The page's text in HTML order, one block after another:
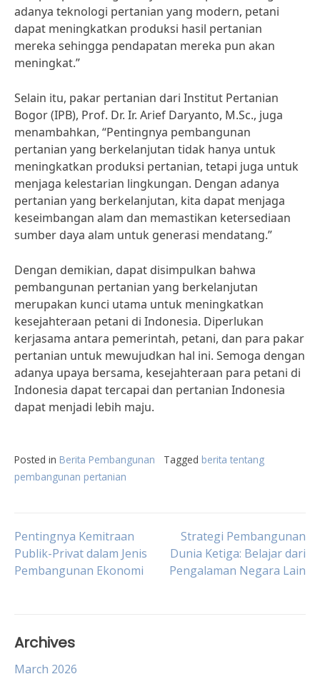
adanya teknologi pertanian yang modern, petani
dapat meningkatkan produksi hasil pertanian
mereka sehingga pendapatan mereka pun akan
meningkat.”
Selain itu, pakar pertanian dari Institut Pertanian
Bogor (IPB), Prof. Dr. Ir. Arief Daryanto, M.Sc., juga
menambahkan, “Pentingnya pembangunan
pertanian yang berkelanjutan tidak hanya untuk
meningkatkan produksi pertanian, tetapi juga untuk
menjaga kelestarian lingkungan. Dengan adanya
pertanian yang berkelanjutan, kita dapat menjaga
keseimbangan alam dan memastikan ketersediaan
sumber daya alam untuk generasi mendatang.”
Dengan demikian, dapat disimpulkan bahwa
pembangunan pertanian yang berkelanjutan
merupakan kunci utama untuk meningkatkan
kesejahteraan petani di Indonesia. Diperlukan
kerjasama antara pemerintah, petani, dan para pakar
pertanian untuk mewujudkan hal ini. Semoga dengan
adanya upaya bersama, kesejahteraan para petani di
Indonesia dapat tercapai dan pertanian Indonesia
dapat menjadi lebih maju.
Posted in Berita Pembangunan Tagged berita tentang
pembangunan pertanian
Post
navigation
Pentingnya Kemitraan
Publik-Privat dalam Jenis
Pembangunan Ekonomi
Strategi Pembangunan
Dunia Ketiga: Belajar dari
Pengalaman Negara Lain
Archives
March 2026